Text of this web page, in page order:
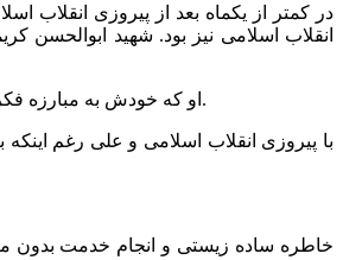
در کمتر از یکماه بعد از پیروزی انقلاب
انقلاب اسلامی نیز بود. شهید ابوالحسن
او که خودش به مبارزه فکری و عقیدتی و سیاسی با رژِیم طاغوت مشغول بود، چندبار توسط ساواک دستگیر و بازداشت شد ولی بعد از آزادی به فعالیتها، سخنرانیها و جلسات خود ادامه می داد.
با پیروزی انقلاب اسلامی و علی رغم
خاطره ساده زیستی و انجام خدمت بدون